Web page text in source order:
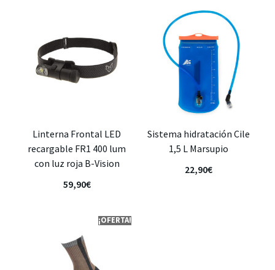
Linterna Frontal LED
recargable FR1 400 lum
con luz roja B-Vision
59,90€
Sistema hidratación Cile
1,5 L Marsupio
22,90€
¡OFERTA!